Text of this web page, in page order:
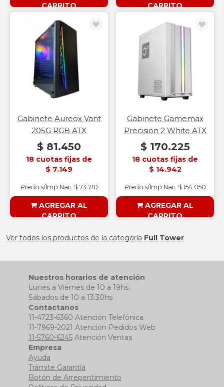
CARRITO
§ESOUTLET§
CARRITO
§ESOUTLET§
Gabinete Aureox Vant
205G RGB ATX
$ 81.450
18 cuotas fijas de
$ 7.149
Precio s/Imp.Nac. $ 73.710
AGREGAR AL
CARRITO
Gabinete Gamemax
Precision 2 White ATX
$ 170.225
18 cuotas fijas de
$ 14.942
Precio s/Imp.Nac. $ 154.050
AGREGAR AL
CARRITO
Ver todos los productos de la categoría Full Tower
Nuestros horarios de atención
Lunes a Viernes de 10 a 19hs.
Sábados de 10 a 13:30hs
Contactanos
11-4723-6360 Atención Telefónica
11-7969-2021 Atención Pedidos Web
11-5760-6245Atención Ventas
Empresa
Ayuda
Trámite Garantía
Botón de Arrepentimiento